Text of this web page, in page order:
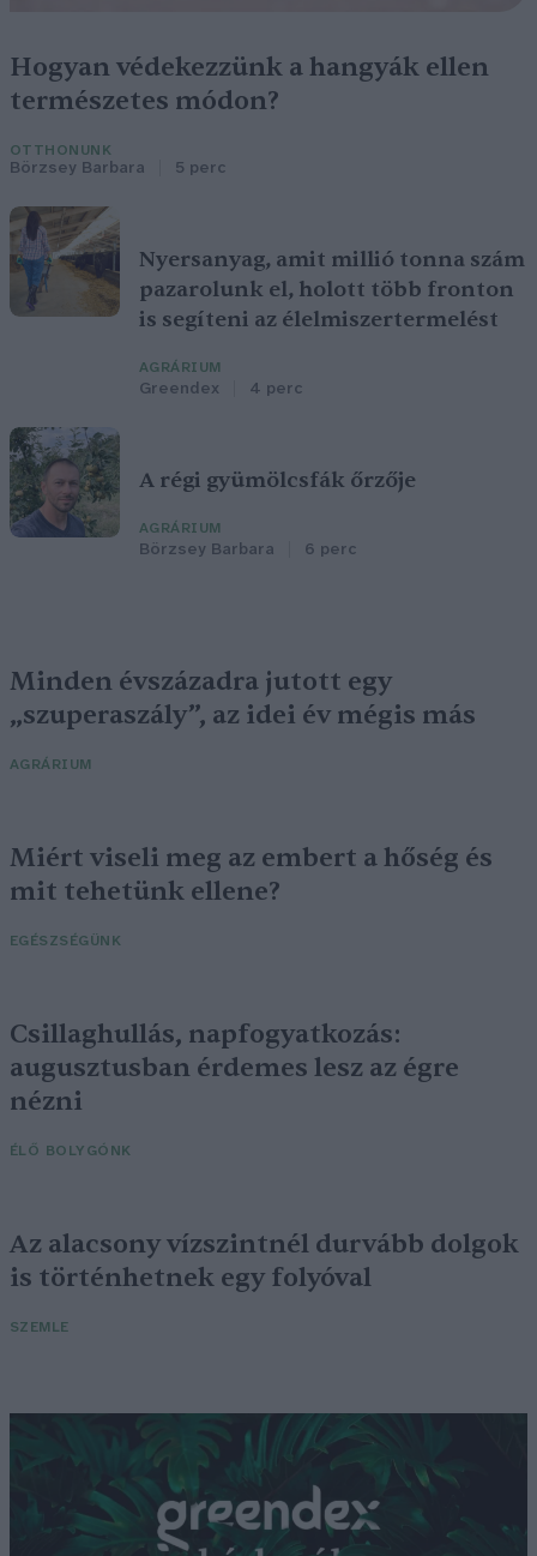
Hogyan védekezzünk a hangyák ellen
természetes módon?
OTTHONUNK
Börzsey Barbara 5 perc
Nyersanyag, amit millió tonna szám
pazarolunk el, holott több fronton
is segíteni az élelmiszertermelést
AGRÁRIUM
Greendex 4 perc
A régi gyümölcsfák őrzője
AGRÁRIUM
Börzsey Barbara 6 perc
Minden évszázadra jutott egy
„szuperaszály”, az idei év mégis más
AGRÁRIUM
Miért viseli meg az embert a hőség és
mit tehetünk ellene?
EGÉSZSÉGÜNK
Csillaghullás, napfogyatkozás:
augusztusban érdemes lesz az égre
nézni
ÉLŐ BOLYGÓNK
Az alacsony vízszintnél durvább dolgok
is történhetnek egy folyóval
SZEMLE